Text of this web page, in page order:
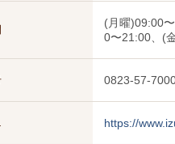
(月曜)09:00
0〜21:00、(
0823-57-
https://